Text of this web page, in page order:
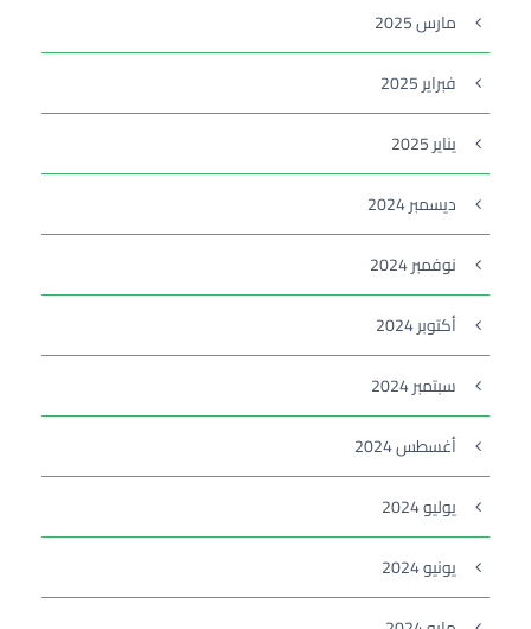
مارس 2025
فبراير 2025
يناير 2025
ديسمبر 2024
نوفمبر 2024
أكتوبر 2024
سبتمبر 2024
أغسطس 2024
يوليو 2024
يونيو 2024